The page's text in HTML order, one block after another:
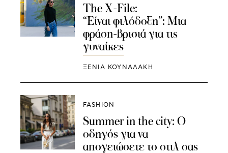
The X-File:
“Eίναι φιλόδοξη”: Μια
φράση-βρισιά για τις
γυναίκες
ΞΕΝΙΑ ΚΟΥΝΑΛΑΚΗ
FASHION
Summer in the city: Ο
οδηγός για να
απογειώσετε το στιλ σας